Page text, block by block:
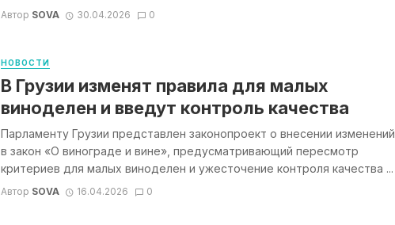
Автор SOVA 30.04.2026 0
НОВОСТИ
В Грузии изменят правила для малых
виноделен и введут контроль качества
Парламенту Грузии представлен законопроект о внесении изменений
в закон «О винограде и вине», предусматривающий пересмотр
критериев для малых виноделен и ужесточение контроля качества ...
Автор SOVA 16.04.2026 0